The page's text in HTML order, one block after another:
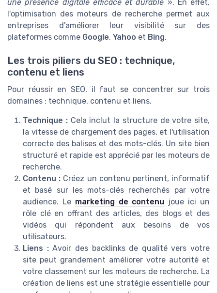
une présence digitale efficace et durable ». En effet,
l'optimisation des moteurs de recherche permet aux
entreprises d'améliorer leur visibilité sur des
plateformes comme Google, Yahoo et Bing.
Les trois piliers du SEO : technique,
contenu et liens
Pour réussir en SEO, il faut se concentrer sur trois
domaines : technique, contenu et liens.
Technique :Cela inclut la structure de votre site,
la vitesse de chargement des pages, et l'utilisation
correcte des balises et des mots-clés. Un site bien
structuré et rapide est apprécié par les moteurs de
recherche.
Contenu : Créez un contenu pertinent, informatif
et basé sur les mots-clés recherchés par votre
audience. Le marketing de contenu joue ici un
rôle clé en offrant des articles, des blogs et des
vidéos qui répondent aux besoins de vos
utilisateurs.
Liens :Avoir des backlinks de qualité vers votre
site peut grandement améliorer votre autorité et
votre classement sur les moteurs de recherche. La
création de liens est une stratégie essentielle pour